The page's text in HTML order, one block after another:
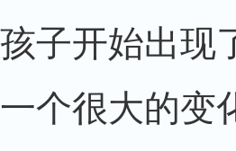
孩子开始出现
一个很大的变